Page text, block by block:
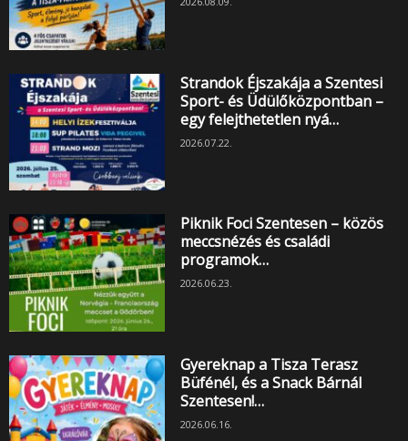
Strandok Éjszakája a Szentesi
Sport- és Üdülőközpontban –
egy felejthetetlen nyá…
2026.07.22.
Piknik Foci Szentesen – közös
meccsnézés és családi
programok…
2026.06.23.
Gyereknap a Tisza Terasz
Büfénél, és a Snack Bárnál
Szentesen!…
2026.06.16.